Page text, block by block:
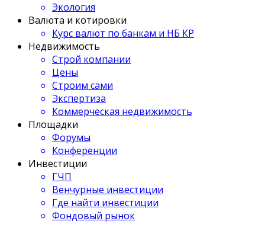
Экология
Валюта и котировки
Курс валют по банкам и НБ КР
Недвижимость
Строй компании
Цены
Строим сами
Экспертиза
Коммерческая недвижимость
Площадки
Форумы
Конференции
Инвестиции
ГЧП
Венчурные инвестиции
Где найти инвестиции
Фондовый рынок